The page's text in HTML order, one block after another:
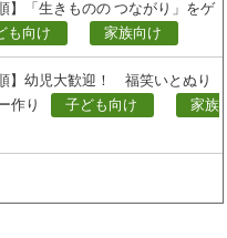
】「生きものの つながり」をゲ
も向け 家族向け
】幼児大歓迎！ 福笑いとぬり
作り
子ども向け
家族